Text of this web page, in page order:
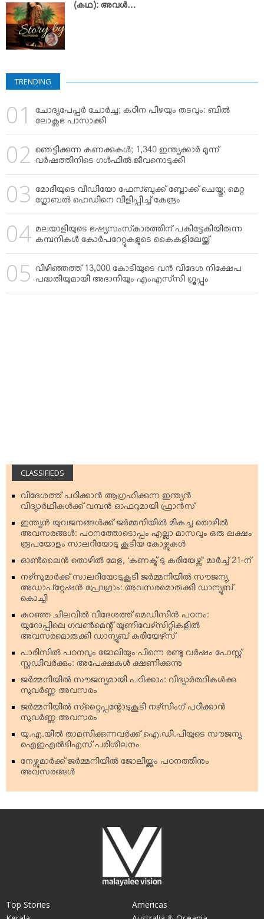
(കഥ): അവള്‍…
TRENDING
ചോദ്യപേപ്പര്‍ ചോര്‍ച്ച; കഠിന പിഴയും തടവും: ബില്‍
ലോക്സഭ പാസാക്കി
ഞെട്ടിക്കുന്ന കണക്കുകള്‍; 1,340 ഇന്ത്യക്കാര്‍ മൂന്ന്
വര്‍ഷത്തിനിടെ ഗള്‍ഫില്‍ ജീവനൊടുക്കി
മോദിയുടെ വീഡിയോ ഫേസ്ബുക്ക് ബ്ലോക്ക് ചെയ്തു; മെറ്റ
ഗ്ലോബല്‍ ഹെഡിനെ വിളിപ്പിച്ച് കേന്ദ്രം
മലയാളിയുടെ ഭഷ്യസംസ്‌കാരത്തിന് പകിട്ടേകിയിരുന്ന
കമ്പനികള്‍ കോര്‍പറേറ്റുകളുടെ കൈകളിലേയ്ക്ക്
വിഴിഞ്ഞത്ത് 13,000 കോടിയുടെ വന്‍ വിദേശ നിക്ഷേപ
പദ്ധതിയുമായി അദാനിയും എംഎസ്‌സി ഗ്രൂപ്പും
CLASSIFIEDS
വിദേശത്ത് പഠിക്കാന്‍ ആഗ്രഹിക്കുന്ന ഇന്ത്യന്‍
വിദ്യാര്‍ഥികള്‍ക്ക് വമ്പന്‍ ഓഫറുമായി ഫ്രാന്‍സ്
ഇന്ത്യന്‍ യുവജനങ്ങള്‍ക്ക് ജര്‍മ്മനിയില്‍ മികച്ച തൊഴില്‍
അവസരങ്ങള്‍: പഠനത്തോടൊപ്പം എല്ലാ മാസവും ഒരു ലക്ഷം
രൂപയോളം സാലറിയോടു കൂടിയ കോഴ്സുകള്‍
ഓണ്‍ലൈന്‍ തൊഴില്‍ മേള, ‘കണക്ട് ടു കരിയേഴ്സ്’ മാര്‍ച്ച് 21-ന്
നഴ്‌സുമാര്‍ക്ക് സാലറിയോടുകൂടി ജര്‍മ്മനിയില്‍ സൗജന്യ
അഡാപ്റ്റേഷന്‍ പ്രോഗ്രാം: അവസരമൊരുക്കി ഡാന്യൂബ്
കൊച്ചി
കുറഞ്ഞ ചിലവില്‍ വിദേശത്ത് മെഡിസിന്‍ പഠനം:
യൂറോപ്പിലെ ഗവണ്‍മെന്റ് യൂണിവേഴ്‌സിറ്റികളില്‍
അവസരമൊരുക്കി ഡാന്യൂബ് കരിയേഴ്‌സ്
പാരിസില്‍ പഠനവും ജോലിയും പിന്നെ രണ്ടു വര്‍ഷം പോസ്റ്റ്
സ്റ്റഡിവര്‍ക്കും: അപേക്ഷകള്‍ ക്ഷണിക്കുന്നു
ജര്‍മ്മനിയില്‍ സൗജന്യമായി പഠിക്കാം: വിദ്യാര്‍ത്ഥികള്‍ക്കു
സുവര്‍ണ്ണ അവസരം
ജര്‍മ്മനിയില്‍ സ്‌റ്റൈപ്പന്റോടുകൂടി നഴ്‌സിംഗ് പഠിക്കാന്‍
സുവര്‍ണ്ണ അവസരം
യു.എ.യില്‍ താമസിക്കുന്നവര്‍ക്ക് ഐ.ഡി.പിയുടെ സൗജന്യ
ഐഇഎല്‍ടിഎസ് പരിശീലനം
നേഴ്സുമാര്‍ക്ക് ജര്‍മ്മനിയില്‍ ജോലിയ്ക്കും പഠനത്തിനും
അവസരങ്ങള്‍
Top Stories
Americas